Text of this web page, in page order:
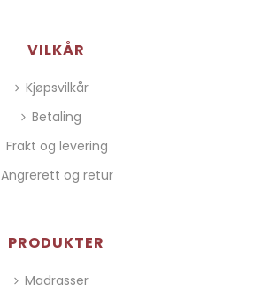
VILKÅR
Kjøpsvilkår
Betaling
Frakt og levering
Angrerett og retur
PRODUKTER
Madrasser